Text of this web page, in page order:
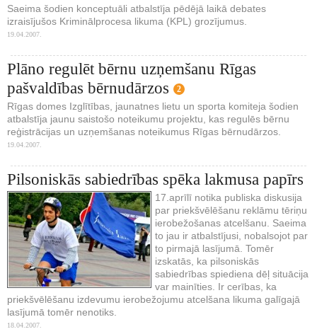
Saeima šodien konceptuāli atbalstīja pēdējā laikā debates
izraisījušos Kriminālprocesa likuma (KPL) grozījumus.
19.04.2007.
Plāno regulēt bērnu uzņemšanu Rīgas
pašvaldības bērnudārzos
2
Rīgas domes Izglītības, jaunatnes lietu un sporta komiteja šodien
atbalstīja jaunu saistošo noteikumu projektu, kas regulēs bērnu
reģistrācijas un uzņemšanas noteikumus Rīgas bērnudārzos.
19.04.2007.
Pilsoniskās sabiedrības spēka lakmusa papīrs
17.aprīlī notika publiska diskusija
par priekšvēlēšanu reklāmu tēriņu
ierobežošanas atcelšanu. Saeima
to jau ir atbalstījusi, nobalsojot par
to pirmajā lasījumā. Tomēr
izskatās, ka pilsoniskās
sabiedrības spiediena dēļ situācija
var mainīties. Ir cerības, ka
priekšvēlēšanu izdevumu ierobežojumu atcelšana likuma galīgajā
lasījumā tomēr nenotiks.
18.04.2007.